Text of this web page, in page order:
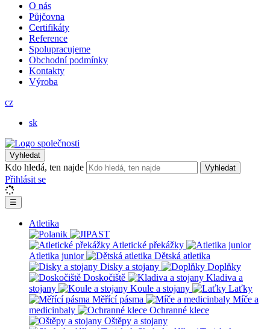
O nás
Půjčovna
Certifikáty
Reference
Spolupracujeme
Obchodní podmínky
Kontakty
Výroba
cz
sk
Vyhledat
Kdo hledá, ten najde Vyhledat
Přihlásit se
☰
Atletika
Atletické překážky
Atletika junior
Dětská atletika
Disky a stojany
Doplňky
Doskočiště
Kladiva a
stojany
Koule a stojany
Laťky
Měřící pásma
Míče a
medicinbaly
Ochranné klece
Oštěpy a stojany